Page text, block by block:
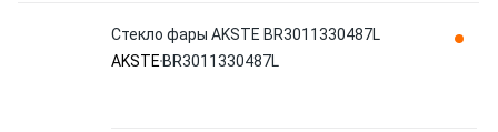
Стекло фары AKSTE BR3011330487L
AKSTE BR3011330487L